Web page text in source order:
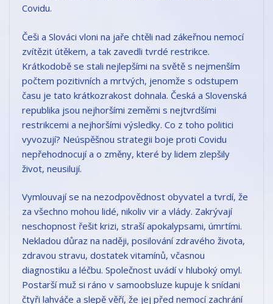
Covidu.
Češi a Slováci vloni na jaře chtěli nad zákeřnou nemocí
zvítězit útěkem, a tak zavedli tvrdé restrikce.
Krátkodobě se stali nejlepšími na světě s nejmenším
počtem pozitivních a mrtvých, jenomže s odstupem
času je tato krátkozrakost dohnala. Česká a Slovenská
republika jsou nejhoršími zeměmi s nejtvrdšími
restrikcemi a nejhoršími výsledky. Co z toho politici
vyvozují? Neúspěšnou strategii boje proti Covidu
nepřehodnocují a o změny, které by lidem zlepšily
život, neusilují.
Vymlouvají se na nezodpovědnost obyvatel a tvrdí, že
za všechno mohou lidé, nikoliv vir a vlády. Zakrývají
neschopnost řešit krizi, straší apokalypsami, úmrtími.
Nekladou důraz na naději, posilování zdravého života,
zdravou stravu, dostatek vitamínů, včasnou
diagnostiku a léčbu. Společnost uvádí v hluboký omyl.
Postarší muž si ráno v samoobsluze kupuje k snídani
čtyři lahváče a slepě věří, že jej před nemocí zachrání